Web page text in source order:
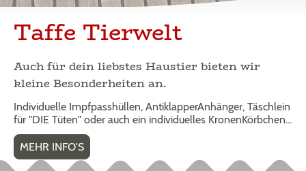
Taffe Tierwelt
Auch für dein liebstes Haustier bieten wir
kleine Besonderheiten an.
Individuelle Impfpasshüllen, AntiklapperAnhänger, Täschlein
für "DIE Tüten" oder auch ein individuelles KronenKörbchen...
MEHR INFO'S